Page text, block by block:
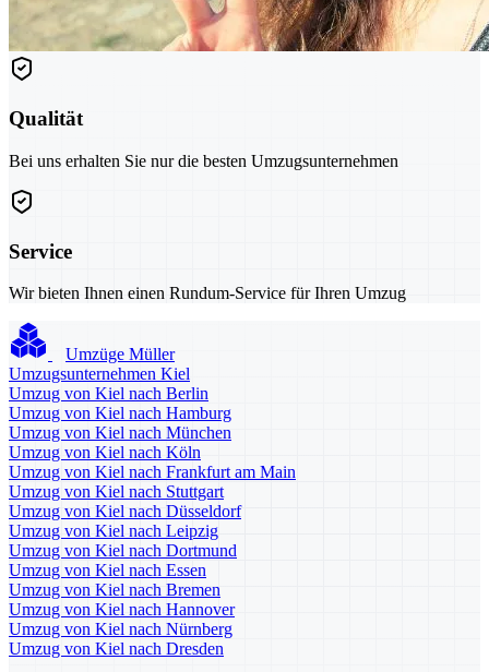
Qualität
Bei uns erhalten Sie nur die besten Umzugsunternehmen
Service
Wir bieten Ihnen einen Rundum-Service für Ihren Umzug
Umzüge Müller
Umzugsunternehmen Kiel
Umzug von Kiel nach Berlin
Umzug von Kiel nach Hamburg
Umzug von Kiel nach München
Umzug von Kiel nach Köln
Umzug von Kiel nach Frankfurt am Main
Umzug von Kiel nach Stuttgart
Umzug von Kiel nach Düsseldorf
Umzug von Kiel nach Leipzig
Umzug von Kiel nach Dortmund
Umzug von Kiel nach Essen
Umzug von Kiel nach Bremen
Umzug von Kiel nach Hannover
Umzug von Kiel nach Nürnberg
Umzug von Kiel nach Dresden